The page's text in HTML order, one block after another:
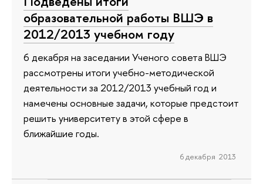
образовательной работы ВШЭ в
2012/2013 учебном году
6 декабря на заседании Ученого совета ВШЭ
рассмотрены итоги учебно-методической
деятельности за 2012/2013 учебный год и
намечены основные задачи, которые предстоит
решить университету в этой сфере в
ближайшие годы.
6 декабря 2013